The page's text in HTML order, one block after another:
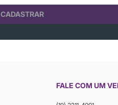
CADASTRAR
FALE COM UM